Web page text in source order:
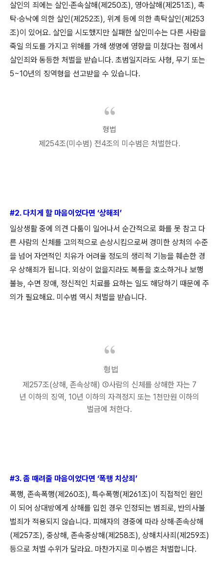
살인의 죄에는 살인·존속살해(제 250조), 영아살해(제 251조), 촉
탁·승낙에 의한 살인(제 252조), 위계 등에 의한 촉탁살인(제 253
조)이 있어요. 살인을 시도했지만 실패한 살인미수는 다른 사람을
죽일 의도를 가지고 위해를 가해 생명에 영향을 미쳤다는 점에서
살인죄와 동등한 처벌을 받습니다. 초범일지라도 사형, 무기 또는
5~10년의 징역형을 선고받을 수 있습니다.
형법
제 254조(미수범) 전4조의 미수범은 처벌한다.
#2. 다치게 할 마음이었다면 ‘상해죄 ’
일상생활 중에 의견 다툼이 일어나서 순간적으로 화를 못 참고 다
른 사람의 신체를 고의적으로 손상시킴으로써 경미한 상처의 수준
을 넘어 자연적인 치유가 어려울 정도의 생리적 기능을 훼손한 경
우 상해죄가 됩니다. 외상이 없을지라도 복통을 호소하거나 보행
불능, 수면 장애, 정신적인 치료를 요하는 일도 해당하기 때문에 주
의가 필요해요. 미수범 역시 처벌을 받습니다.
형법
제 257조(상해, 존속상해) ①사람의 신체를 상해한 자는 7
년 이하의 징역, 10년 이하의 자격정지 또는 1천만원 이하의
벌금에 처한다.
#3.좀 때려줄 마음이었다면 ‘폭행 치상죄 ’
폭행, 존속폭행(제 260조), 특수폭행(제 261조)이 직접적인 원인
이 되어 상대방에게 상해를 입힌 경우 인정되는 범죄로, 반의사불
벌죄가 적용되지 않습니다. 피해자의 경중에 따라 상해·존속상해
(제 257조), 중상해, 존속중상해(제 258조), 상해치사죄 (제 259조)
등으로 처벌 수위가 달라요. 마찬가지로 미수범은 처벌합니다.